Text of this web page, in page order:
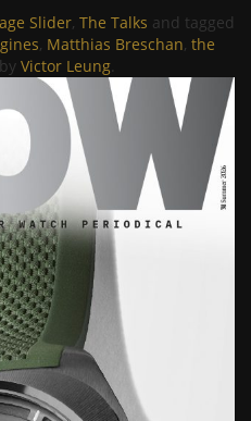
Slider, The Talks and tagged
, Matthias Breschan, the
by Victor Leung.